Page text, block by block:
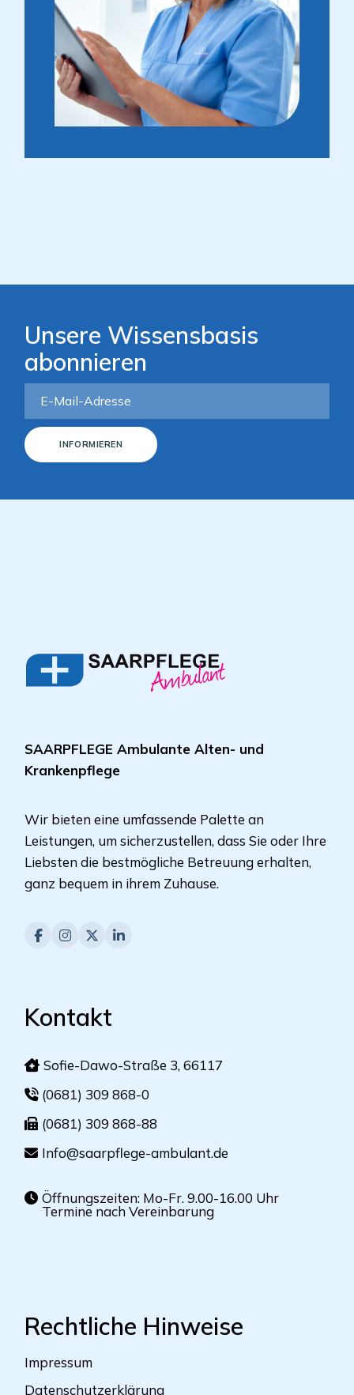
Unsere Wissensbasis
abonnieren
INFORMIEREN
SAARPFLEGE Ambulante Alten- und
Krankenpflege
Wir bieten eine umfassende Palette an
Leistungen, um sicherzustellen, dass Sie oder Ihre
Liebsten die bestmögliche Betreuung erhalten,
ganz bequem in ihrem Zuhause.
Kontakt
Sofie-Dawo-Straße 3, 66117
(0681) 309 868-0
(0681) 309 868-88
Info@saarpflege-ambulant.de
Öffnungszeiten: Mo-Fr. 9.00-16.00 Uhr
Termine nach Vereinbarung
Rechtliche Hinweise
Impressum
Datenschutzerklärung